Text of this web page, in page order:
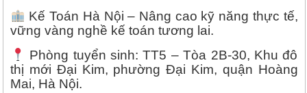
Kế Toán Hà Nội – Nâng cao kỹ năng thực tế,
vững vàng nghề kế toán tương lai.
Phòng tuyển sinh: TT5 – Tòa 2B-30, Khu đô
thị mới Đại Kim, phường Đại Kim, quận Hoàng
Mai, Hà Nội.